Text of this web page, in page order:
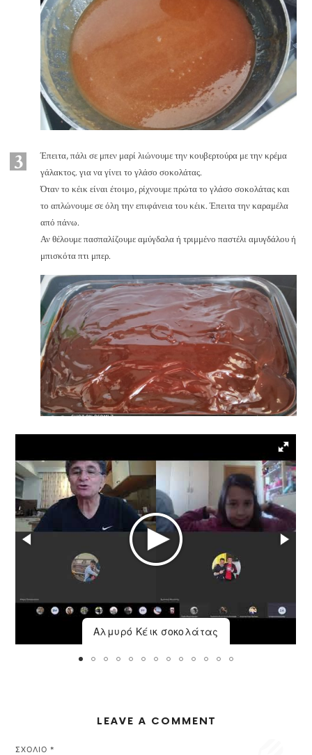
3
Έπειτα, πάλι σε μπεν μαρί λιώνουμε την κουβερτούρα με την κρέμα
γάλακτος. για να γίνει το γλάσο σοκολάτας.
Όταν το κέικ είναι έτοιμο, ρίχνουμε πρώτα το γλάσο σοκολάτας και
το απλώνουμε σε όλη την επιφάνεια του κέικ. Έπειτα την καραμέλα
από πάνω.
Αν θέλουμε πασπαλίζουμε αμύγδαλα ή τριμμένο παστέλι αμυγδάλου ή
μπισκότα πτι μπερ.
Αλμυρό Κέικ σοκολάτας
LEAVE A COMMENT
ΣΧΌΛΙΟ*